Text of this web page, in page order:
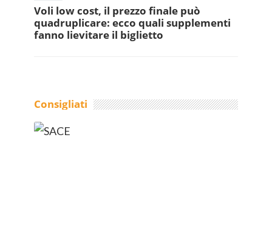
Voli low cost, il prezzo finale può
quadruplicare: ecco quali supplementi
fanno lievitare il biglietto
Consigliati